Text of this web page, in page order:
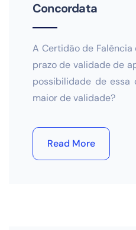
Concordata
A Certidão de
prazo de validade de
possibilidade de
maior de validade?
Read More